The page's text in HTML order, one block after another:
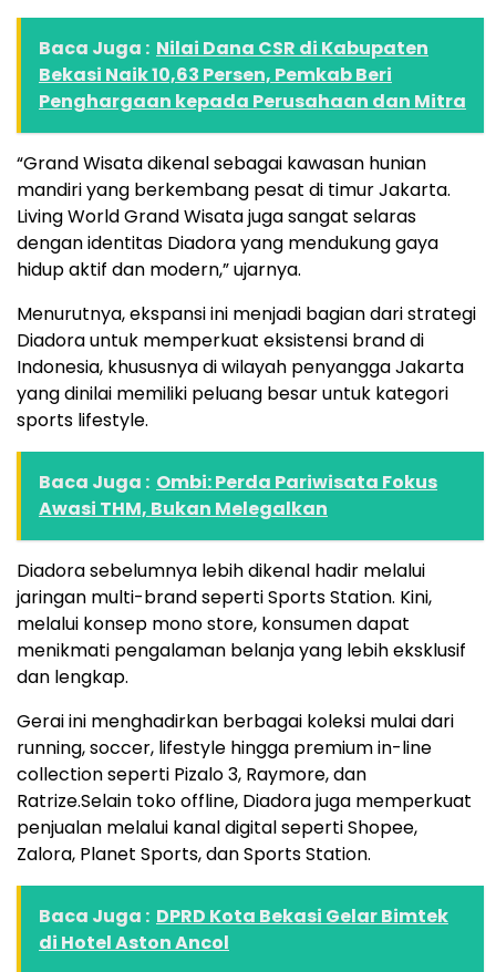
Baca Juga : Nilai Dana CSR di Kabupaten
Bekasi Naik 10,63 Persen, Pemkab Beri
Penghargaan kepada Perusahaan dan Mitra
“Grand Wisata dikenal sebagai kawasan hunian
mandiri yang berkembang pesat di timur Jakarta.
Living World Grand Wisata juga sangat selaras
dengan identitas Diadora yang mendukung gaya
hidup aktif dan modern,” ujarnya.
Menurutnya, ekspansi ini menjadi bagian dari strategi
Diadora untuk memperkuat eksistensi brand di
Indonesia, khususnya di wilayah penyangga Jakarta
yang dinilai memiliki peluang besar untuk kategori
sports lifestyle.
Baca Juga : Ombi: Perda Pariwisata Fokus
Awasi THM, Bukan Melegalkan
Diadora sebelumnya lebih dikenal hadir melalui
jaringan multi-brand seperti Sports Station. Kini,
melalui konsep mono store, konsumen dapat
menikmati pengalaman belanja yang lebih eksklusif
dan lengkap.
Gerai ini menghadirkan berbagai koleksi mulai dari
running, soccer, lifestyle hingga premium in-line
collection seperti Pizalo 3, Raymore, dan
Ratrize.Selain toko offline, Diadora juga memperkuat
penjualan melalui kanal digital seperti Shopee,
Zalora, Planet Sports, dan Sports Station.
Baca Juga : DPRD Kota Bekasi Gelar Bimtek
di Hotel Aston Ancol